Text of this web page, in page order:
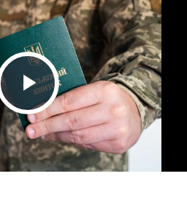
Play Video